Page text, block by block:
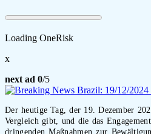
Loading OneRisk
x
next ad 0/5
Der heutige Tag, der 19. Dezember
Vergleich gibt, und die das
dringenden Maßnahmen zur